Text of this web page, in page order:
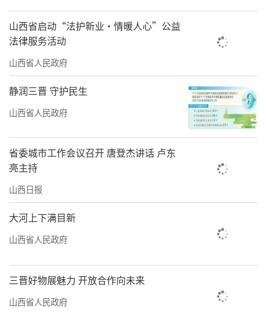
山西省启动“法护新业·情暖人心”公益
法律服务活动
山西省人民政府
静润三晋 守护民生
山西省人民政府
省委城市工作会议召开 唐登杰讲话 卢东
亮主持
山西日报
大河上下满目新
山西省人民政府
三晋好物展魅力 开放合作向未来
山西省人民政府